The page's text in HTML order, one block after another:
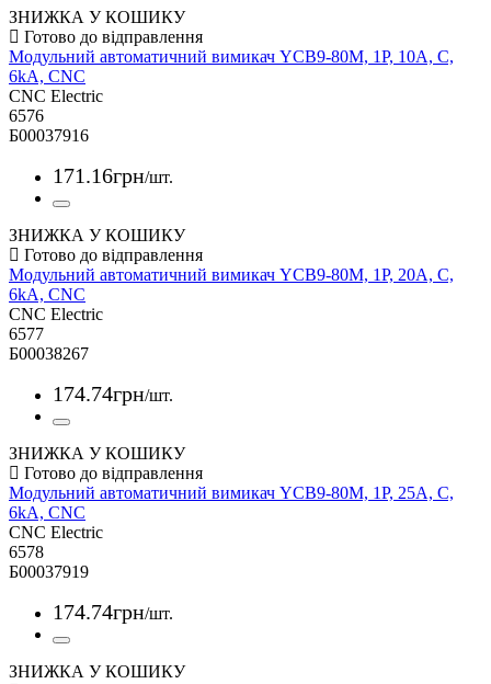
ЗНИЖКА У КОШИКУ
Модульний автоматичний вимикач YCB9-80M, 1Р, 10А, С,
6kА, CNC
CNC Electric
6576
Б00037916
171.16грн/шт.
ЗНИЖКА У КОШИКУ
Модульний автоматичний вимикач YCB9-80M, 1Р, 20А, С,
6kА, CNC
CNC Electric
6577
Б00038267
174.74грн/шт.
ЗНИЖКА У КОШИКУ
Модульний автоматичний вимикач YCB9-80M, 1Р, 25А, С,
6kА, CNC
CNC Electric
6578
Б00037919
174.74грн/шт.
ЗНИЖКА У КОШИКУ